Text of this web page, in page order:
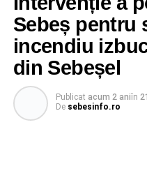
Sebeș pentru
incendiu
din Sebeșel
Publicat acum 2 aniîn
De sebesinfo.ro